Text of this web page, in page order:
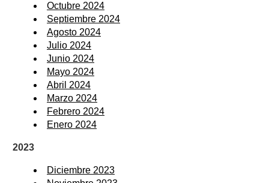
Octubre 2024
Septiembre 2024
Agosto 2024
Julio 2024
Junio 2024
Mayo 2024
Abril 2024
Marzo 2024
Febrero 2024
Enero 2024
2023
Diciembre 2023